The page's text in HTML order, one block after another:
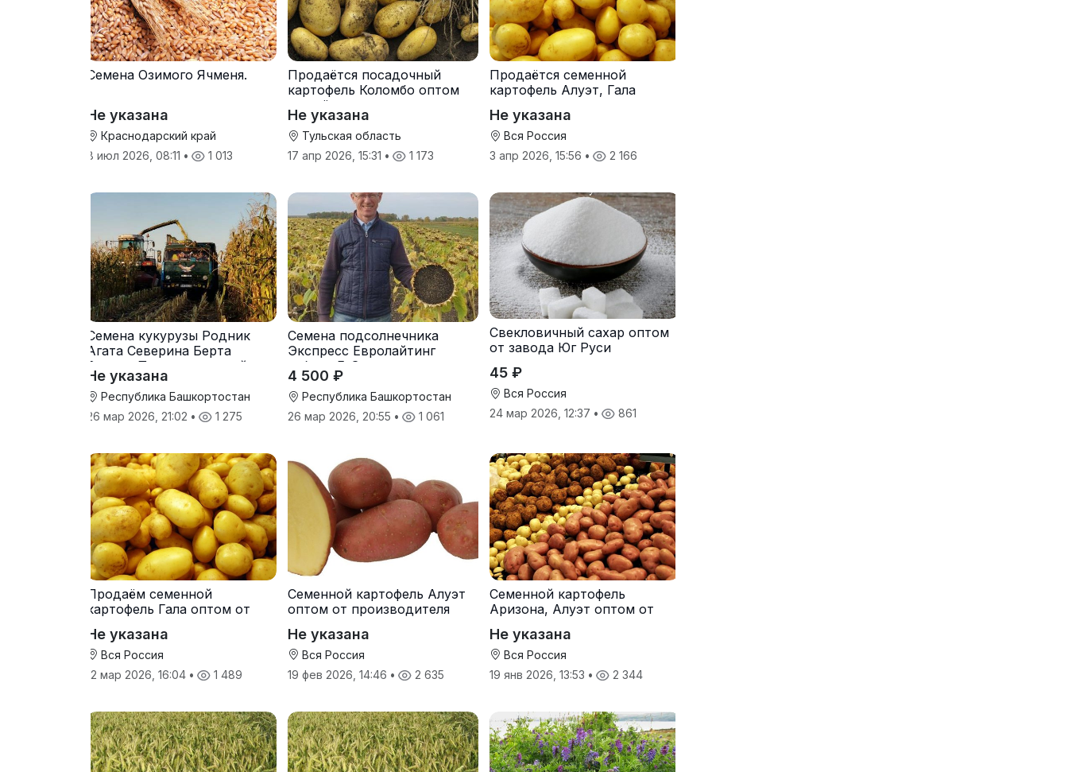
Семена Озимого Ячменя.
Не указана
Краснодарский край
8 июл 2026, 08:11 • 1 013
Продаётся посадочный
картофель Коломбо оптом
от трёх тонн
Не указана
Тульская область
17 апр 2026, 15:31 • 1 173
Продаётся семенной
картофель Алуэт, Гала
Не указана
Вся Россия
3 апр 2026, 15:56 • 2 166
Семена кукурузы Родник
Агата Северина Берта
Вилора Прохладненский
Дарина Росс Машук
Катерина
Не указана
Республика Башкортостан
26 мар 2026, 21:02 • 1 275
Семена подсолнечника
Экспресс Евролайтинг
гибрид F-G+
4 500 ₽
Республика Башкортостан
26 мар 2026, 20:55 • 1 061
Свекловичный сахар оптом
от завода Юг Руси
45 ₽
Вся Россия
24 мар 2026, 12:37 • 861
Продаём семенной
картофель Гала оптом от
Не указана
Вся Россия
12 мар 2026, 16:04 • 1 489
Семенной картофель Алуэт
оптом от производителя
Не указана
Вся Россия
19 фев 2026, 14:46 • 2 635
Семенной картофель
Аризона, Алуэт оптом от
Не указана
Вся Россия
19 янв 2026, 13:53 • 2 344